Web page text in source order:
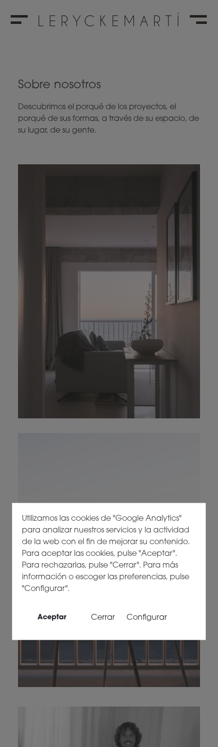
Sobre nosotros
Descubrimos el porqué de los proyectos, el
porqué de sus formas, a través de su espacio, de
su lugar, de su gente.
Utilizamos las cookies de "Google Analytics"
para analizar nuestros servicios y la actividad
de la web con el fin de mejorar su contenido.
Para aceptar las cookies, pulse "Aceptar".
Para rechazarlas, pulse "Cerrar". Para más
información o escoger las preferencias, pulse
"Configurar".
Aceptar Cerrar Configurar